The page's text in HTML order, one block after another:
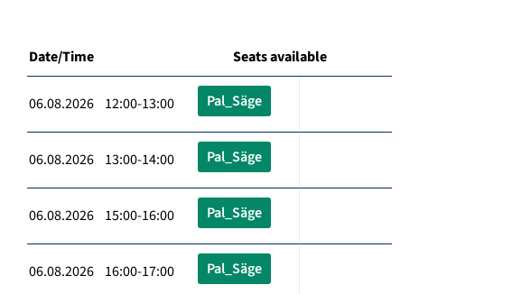
Date/Time Seats available
06.08.2026 12:00-13:00 Pal_Säge
06.08.2026 13:00-14:00 Pal_Säge
06.08.2026 15:00-16:00 Pal_Säge
06.08.2026 16:00-17:00 Pal_Säge